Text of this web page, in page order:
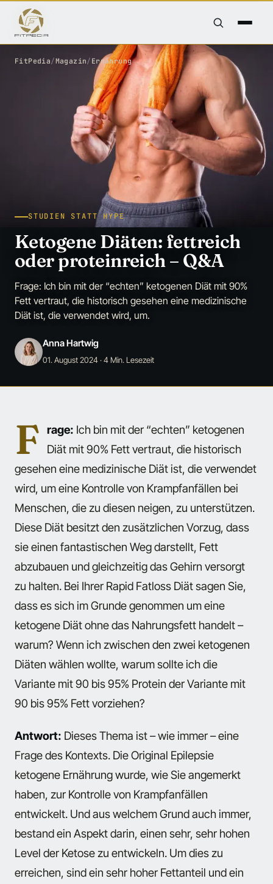
FitPedia/Magazin/ Ernährung
STUDIEN STATT HYPE
Ketogene Diäten: fettreich
oder proteinreich – Q&A
Frage: Ich bin mit der “echten” ketogenen Diät mit 90%
Fett vertraut, die historisch gesehen eine medizinische
Diät ist, die verwendet wird, um.
Anna Hartwig
01. August 2024· 4 Min. Lesezeit
F rage: Ich bin mit der “echten” ketogenen
Diät mit 90% Fett vertraut, die historisch
gesehen eine medizinische Diät ist, die verwendet
wird, um eine Kontrolle von Krampfanfällen bei
Menschen, die zu diesen neigen, zu unterstützen.
Diese Diät besitzt den zusätzlichen Vorzug, dass
sie einen fantastischen Weg darstellt, Fett
abzubauen und gleichzeitig das Gehirn versorgt
zu halten. Bei Ihrer Rapid Fatloss Diät sagen Sie,
dass es sich im Grunde genommen um eine
ketogene Diät ohne das Nahrungsfett handelt –
warum? Wenn ich zwischen den zwei ketogenen
Diäten wählen wollte, warum sollte ich die
Variante mit 90 bis 95% Protein der Variante mit
90 bis 95% Fett vorziehen?
Antwort: Dieses Thema ist – wie immer – eine
Frage des Kontexts. Die Original Epilepsie
ketogene Ernährung wurde, wie Sie angemerkt
haben, zur Kontrolle von Krampfanfällen
entwickelt. Und aus welchem Grund auch immer,
bestand ein Aspekt darin, einen sehr, sehr hohen
Level der Ketose zu entwickeln. Um dies zu
erreichen, sind ein sehr hoher Fettanteil und ein